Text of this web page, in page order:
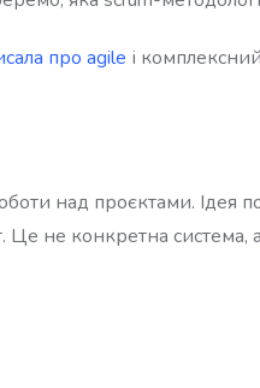
про agile і
над проєктами. Ідея
Це не конкретна система,